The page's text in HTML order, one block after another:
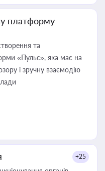
платформу
та
«Пульс», яка має на
і зручну взаємодію
+25